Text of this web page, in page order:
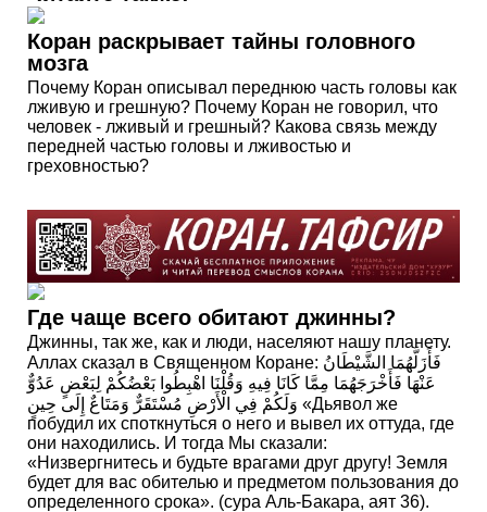
Коран раскрывает тайны головного
мозга
Почему Коран описывал переднюю часть головы как
лживую и грешную? Почему Коран не говорил, что
человек - лживый и грешный? Какова связь между
передней частью головы и лживостью и
греховностью?
Где чаще всего обитают джинны?
Джинны, так же, как и люди, населяют нашу планету.
Аллах сказал в Священном Коране: فَأَزَلَّهُمَا الشَّيْطَانُ
عَنْهَا فَأَخْرَجَهُمَا مِمَّا كَانَا فِيهِ وَقُلْنَا اهْبِطُوا بَعْضُكُمْ لِبَعْضٍ عَدُوٌّ
وَلَكُمْ فِي الْأَرْضِ مُسْتَقَرٌّ وَمَتَاعٌ إِلَى حِينٍ «Дьявол же
побудил их споткнуться о него и вывел их оттуда, где
они находились. И тогда Мы сказали:
«Низвергнитесь и будьте врагами друг другу! Земля
будет для вас обителью и предметом пользования до
определенного срока». (сура Аль-Бакара, аят 36).